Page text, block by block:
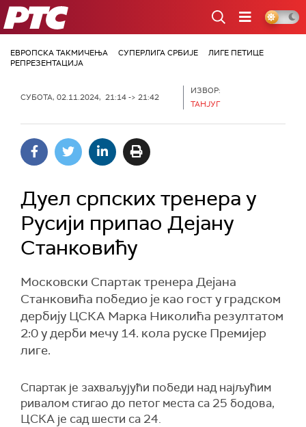
РТС
ЕВРОПСКА ТАКМИЧЕЊА СУПЕРЛИГА СРБИЈЕ
ЛИГЕ ПЕТИЦЕ
РЕПРЕЗЕНТАЦИЈА
СУБОТА, 02.11.2024, 21:14 -> 21:42
ИЗВОР:
ТАНЈУГ
Дуел српских тренера у
Русији припао Дејану
Станковићу
Московски Спартак тренера Дејана
Станковића победио је као гост у градском
дербију ЦСКА Марка Николића резултатом
2:0 у дерби мечу 14. кола руске Премијер
лиге.
Спартак је захваљујући победи над најљућим
ривалом стигао до петог места са 25 бодова,
ЦСКА је сад шести са 24.